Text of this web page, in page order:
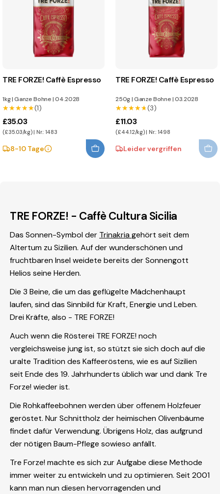
TRE FORZE! Caffè Espresso
1kg|Ganze Bohne|04.2028
★★★★★
★★★★★(1)
£35.03
(£35.03/kg) | Nr.: 1483
8-10 Tage
TRE FORZE! Caffè Espresso
250g|Ganze Bohne|03.2028
★★★★★
★★★★★(3)
£11.03
(£44.12/kg) | Nr.: 1498
Leider vergriffen
TRE FORZE! - Caffè Cultura Sicilia
Das Sonnen-Symbol der Trinakriagehört seit dem
Altertum zu Sizilien. Auf der wunderschönen und
fruchtbaren Insel weidete bereits der Sonnengott
Helios seine Herden.
Die 3 Beine, die um das geflügelte Mädchenhaupt
laufen, sind das Sinnbild für Kraft, Energie und Leben.
Drei Kräfte, also - TRE FORZE!
Auch wenn die Rösterei TRE FORZE! noch
vergleichsweise jung ist, so stützt sie sich doch auf die
uralte Tradition des Kaffeeröstens, wie es auf Sizilien
seit Ende des 19. Jahrhunderts üblich war und dank Tre
Forze! wieder ist.
Die Rohkaffeebohnen werden über offenem Holzfeuer
geröstet. Nur Schnittholz der heimischen Olivenbäume
findet dafür Verwendung. Übrigens Holz, das aufgrund
der nötigen Baum-Pflege sowieso anfällt.
Tre Forze! machte es sich zur Aufgabe diese Methode
immer weiter zu entwickeln und zu optimieren. Seit 2001
kann man nun diesen hervorragenden und